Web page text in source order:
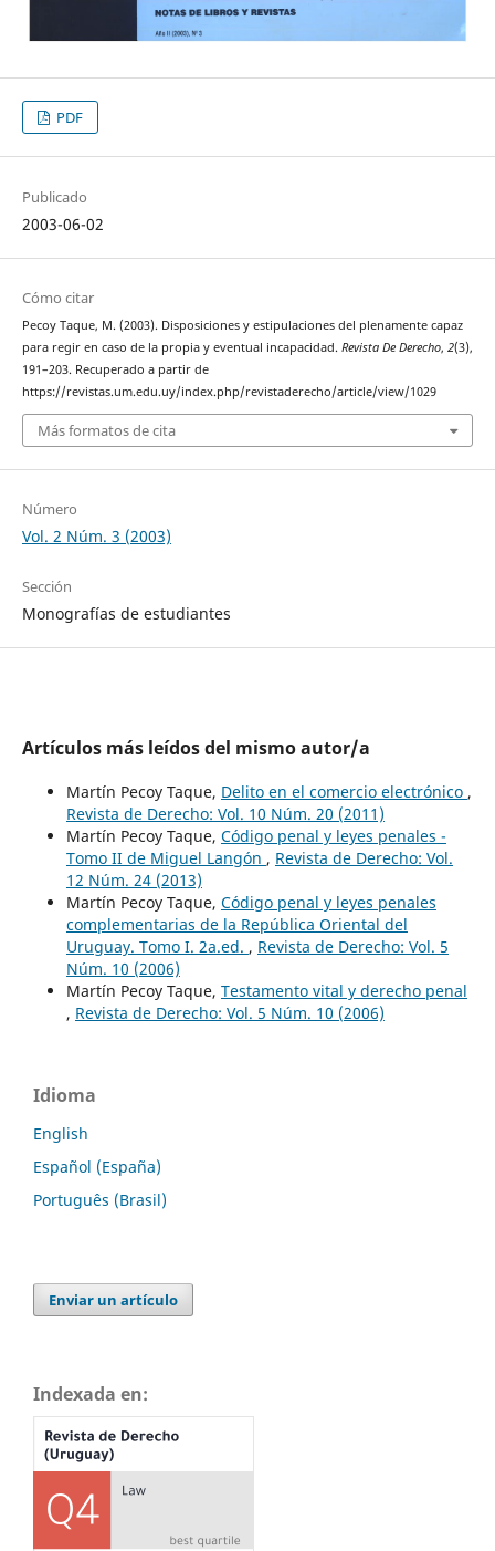
PDF
Publicado
2003-06-02
Cómo citar
Pecoy Taque, M. (2003). Disposiciones y estipulaciones del plenamente capaz
para regir en caso de la propia y eventual incapacidad. Revista De Derecho, 2(3),
191–203. Recuperado a partir de
https://revistas.um.edu.uy/index.php/revistaderecho/article/view/1029
Más formatos de cita
Número
Vol. 2 Núm. 3 (2003)
Sección
Monografías de estudiantes
Artículos más leídos del mismo autor/a
Martín Pecoy Taque, Delito en el comercio electrónico ,
Revista de Derecho: Vol. 10 Núm. 20 (2011)
Martín Pecoy Taque, Código penal y leyes penales -
Tomo II de Miguel Langón , Revista de Derecho: Vol.
12 Núm. 24 (2013)
Martín Pecoy Taque, Código penal y leyes penales
complementarias de la República Oriental del
Uruguay. Tomo I. 2a.ed. , Revista de Derecho: Vol. 5
Núm. 10 (2006)
Martín Pecoy Taque, Testamento vital y derecho penal
, Revista de Derecho: Vol. 5 Núm. 10 (2006)
Idioma
English
Español (España)
Português (Brasil)
Enviar un artículo
Indexada en: